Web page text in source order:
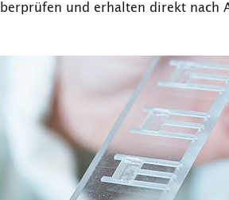
und erhalten direkt nach